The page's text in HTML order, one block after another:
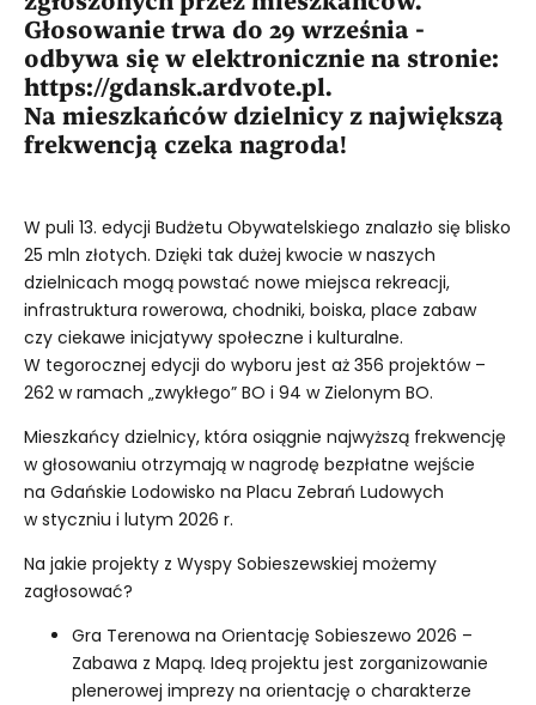
Głosowanie trwa do 29 września -
odbywa się w elektronicznie na stronie:
https://gdansk.ardvote.pl.
Na mieszkańców dzielnicy z największą
frekwencją czeka nagroda!
W puli 13. edycji Budżetu Obywatelskiego znalazło się blisko
25 mln złotych. Dzięki tak dużej kwocie w naszych
dzielnicach mogą powstać nowe miejsca rekreacji,
infrastruktura rowerowa, chodniki, boiska, place zabaw
czy ciekawe inicjatywy społeczne i kulturalne.
W tegorocznej edycji do wyboru jest aż 356 projektów –
262 w ramach „zwykłego” BO i 94 w Zielonym BO.
Mieszkańcy dzielnicy, która osiągnie najwyższą frekwencję
w głosowaniu otrzymają w nagrodę bezpłatne wejście
na Gdańskie Lodowisko na Placu Zebrań Ludowych
w styczniu i lutym 2026 r.
Na jakie projekty z Wyspy Sobieszewskiej możemy
zagłosować?
Gra Terenowa na Orientację Sobieszewo 2026 –
Zabawa z Mapą. Ideą projektu jest zorganizowanie
plenerowej imprezy na orientację o charakterze